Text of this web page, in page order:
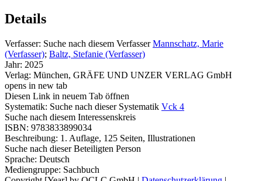
Details
Verfasser: Suche nach diesem Verfasser Mannschatz, Marie
(Verfasser); Baltz, Stefanie (Verfasser)
Jahr: 2025
Verlag: München, GRÄFE UND UNZER VERLAG GmbH
opens in new tab
Diesen Link in neuem Tab öffnen
Systematik: Suche nach dieser Systematik Vck 4
Suche nach diesem Interessenskreis
ISBN: 9783833899034
Beschreibung: 1. Auflage, 125 Seiten, Illustrationen
Suche nach dieser Beteiligten Person
Sprache: Deutsch
Mediengruppe: Sachbuch